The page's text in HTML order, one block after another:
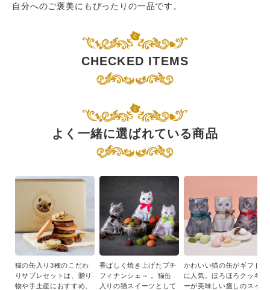
自分へのご褒美にもぴったりの一品です。
CHECKED ITEMS
よく一緒に選ばれている商品
猫の缶入り3種のこだわ
りサブレセットは、贈り
物や手土産におすすめ。
香ばしく焼き上げたプチ
フィナンシェ～ 。猫缶
入りの猫スイーツとして
かわいい猫の缶がギフト
に人気。ほろほろクッキ
ーが美味しい癒しのスイ